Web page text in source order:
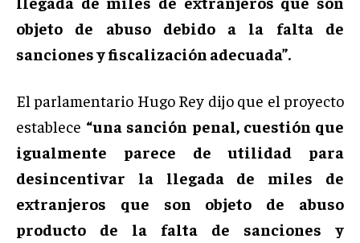
objeto de abuso debido a la falta de
sanciones y fiscalización adecuada”.
El parlamentario Hugo Rey dijo que el proyecto
establece “una sanción penal, cuestión que
igualmente parece de utilidad para
desincentivar la llegada de miles de
extranjeros que son objeto de abuso
producto de la falta de sanciones y